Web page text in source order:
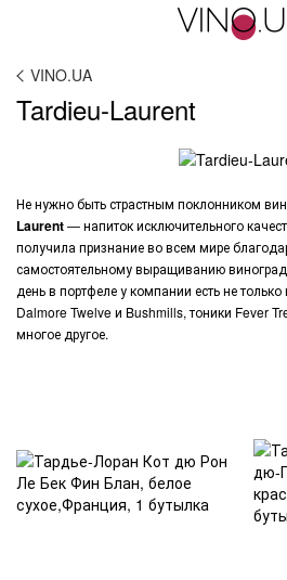
VINO.UA
Tardieu-Laurent
Не нужно быть страстным поклонником
Laurent— напиток исключительного
получила признание во всем мире
самостоятельному выращиванию
день в портфеле у компании есть не
Dalmore Twelve и Bushmills, тоники Fever
многое другое.